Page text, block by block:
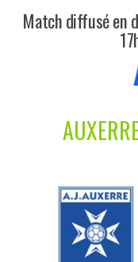
Match diffusé en